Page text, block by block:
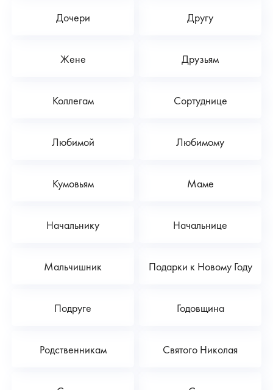
Дочери Другу
Жене Друзьям
Коллегам Сортуднице
Любимой Любимому
Кумовьям Маме
Начальнику Начальнице
Мальчишник Подарки к Новому Году
Подруге Годовщина
Родственникам Святого Николая